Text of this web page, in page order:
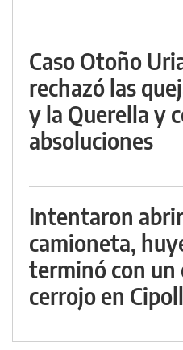
Caso Otoño
rechazó las
y la Querella y
absoluciones
Intentaron
camioneta,
terminó con
cerrojo en